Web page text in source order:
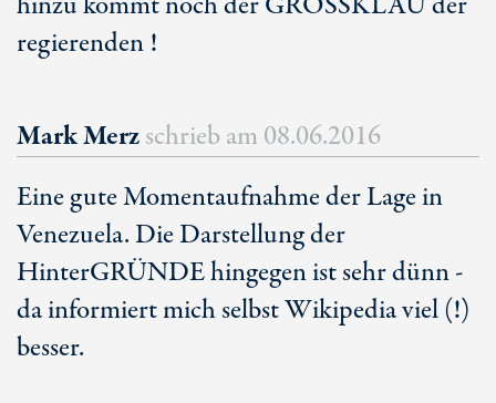
regierenden !
Mark Merzschrieb am 08.06.2016
Eine gute Momentaufnahme der Lage in
Venezuela. Die Darstellung der
HinterGRÜNDE hingegen ist sehr dünn -
da informiert mich selbst Wikipedia viel (!)
besser.